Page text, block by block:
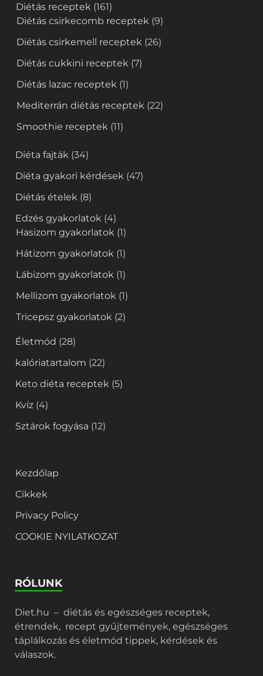
Diétás receptek (161)
Diétás csirkecomb receptek (9)
Diétás csirkemell receptek (26)
Diétás cukkini receptek (7)
Diétás lazac receptek (1)
Mediterrán diétás receptek (22)
Smoothie receptek (11)
Diéta fajták (34)
Diéta gyakori kérdések (47)
Diétás ételek (8)
Edzés gyakorlatok (4)
Hasizom gyakorlatok (1)
Hátizom gyakorlatok (1)
Lábizom gyakorlatok (1)
Mellizom gyakorlatok (1)
Tricepsz gyakorlatok (2)
Életmód (28)
kalóriatartalom (22)
Keto diéta receptek (5)
Kvíz (4)
Sztárok fogyása (12)
Kezdőlap
Cikkek
Privacy Policy
COOKIE NYILATKOZAT
RÓLUNK
Diet.hu – diétás és egészséges receptek,
étrendek, recept gyűjtemények, egészséges
táplálkozás és életmód tippek, kérdések és
válaszok.